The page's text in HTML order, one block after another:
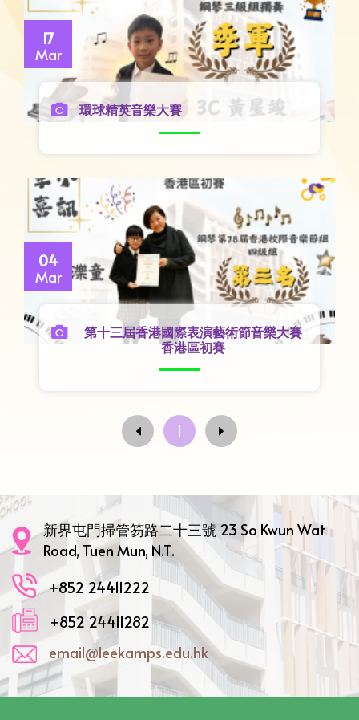
17
Mar
環球精英音樂大賽
04
Mar
第十三屆香港國際表演藝術節音樂大賽
香港區初賽
1
新界屯門掃管笏路二十三號 23 So Kwun Wat
Road, Tuen Mun, N.T.
+852 24411222
+852 24411282
email@leekamps.edu.hk